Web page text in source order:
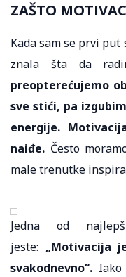
ZAŠTO
Kada sam se prvi
znala šta da
preopterećujemo
sve stići, pa
energije.
naiđe. Često
male trenutke
Jedna od
jeste: „Motivacija
svakodnevno“.